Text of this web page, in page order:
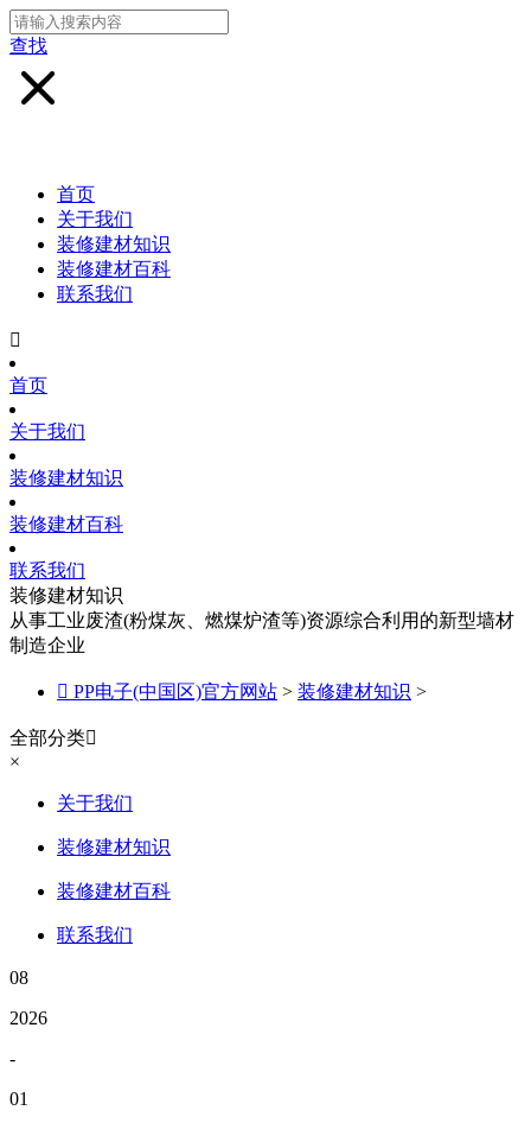
查找
首页
关于我们
装修建材知识
装修建材百科
联系我们

首页
关于我们
装修建材知识
装修建材百科
联系我们
装修建材知识
从事工业废渣(粉煤灰、燃煤炉渣等)资源综合利用的新型墙材
制造企业
 PP电子(中国区)官方网站 > 装修建材知识 >
全部分类
×
关于我们
装修建材知识
装修建材百科
联系我们
08
2026
-
01